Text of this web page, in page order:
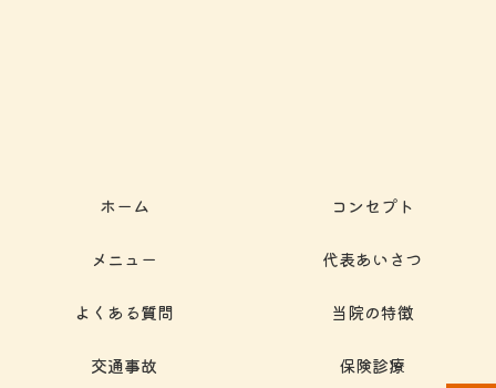
ホーム コンセプト
メニュー 代表あいさつ
よくある質問 当院の特徴
交通事故 保険診療